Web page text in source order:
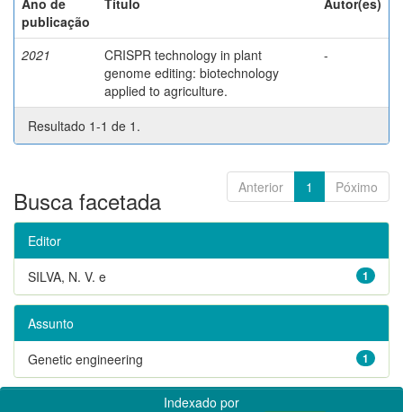
publicação
2021
CRISPR technology in plant
genome editing: biotechnology
applied to agriculture.
-
Resultado 1-1 de 1.
Anterior 1 Póximo
Busca facetada
Editor
1
SILVA, N. V. e
Assunto
1
Genetic engineering
Indexado por